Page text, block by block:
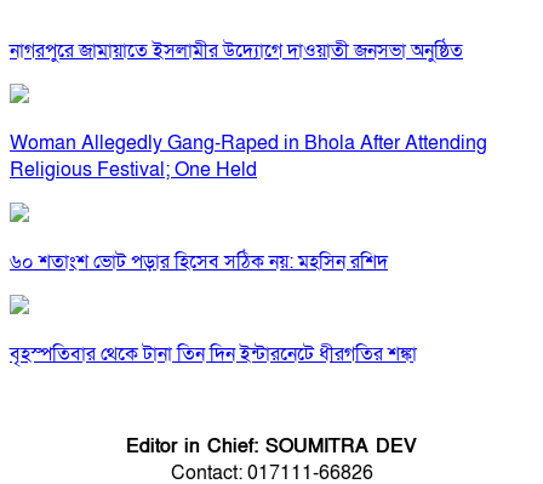
নাগরপুরে জামায়াতে ইসলামীর উদ্যোগে দাওয়াতী জনসভা অনুষ্ঠিত
Woman Allegedly Gang-Raped in Bhola After Attending
Religious Festival; One Held
৬০ শতাংশ ভোট পড়ার হিসেব সঠিক নয়: মহসিন রশিদ
বৃহস্পতিবার থেকে টানা তিন দিন ইন্টারনেটে ধীরগতির শঙ্কা
Editor in Chief: SOUMITRA DEV
Contact: 017111-66826